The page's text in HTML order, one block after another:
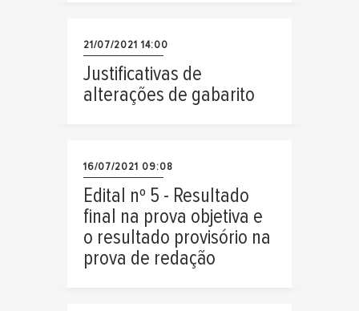
21/07/2021 14:00
Justificativas de
alterações de gabarito
16/07/2021 09:08
Edital nº 5 - Resultado
final na prova objetiva e
o resultado provisório na
prova de redação